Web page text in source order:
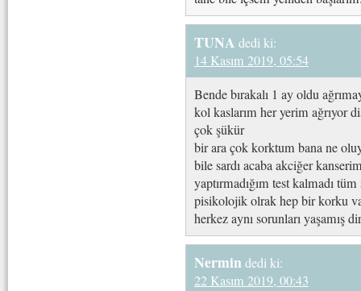
TUNA dedi ki:
14 Kasım 2019, 05:54
Bende bırakalı 1 ay oldu
kol kaslarım her yerim ağrıyor
çok şükür
bir ara çok korktum bana ne
bile sardı acaba akciğer
yaptırmadığım test kalmadı
pisikolojik olrak hep bir korku
herkez aynı sorunları yaşamış
Nermindedi ki:
22 Kasım 2019, 00:43